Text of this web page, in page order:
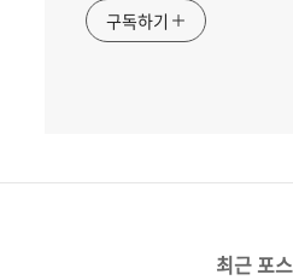
구독하기
최근 포